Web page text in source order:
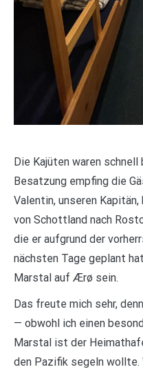
Die Kajüten waren
Besatzung empfing die
Valentin, unseren
von Schottland nach
die er aufgrund der
nächsten Tage geplant
Marstal auf Ærø sein.
Das freute mich sehr,
— obwohl ich einen
Marstal ist der
den Pazifik segeln wollte.